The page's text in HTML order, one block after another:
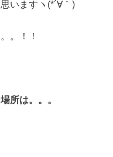
いますヽ(*´∀｀)
。！！
所は。。。